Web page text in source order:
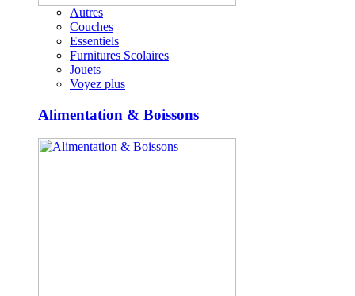
Autres
Couches
Essentiels
Furnitures Scolaires
Jouets
Voyez plus
Alimentation & Boissons